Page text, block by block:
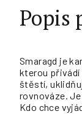
Popis
Smaragd je
kterou přivádí
štěstí,
rovnováze.
Kdo chce